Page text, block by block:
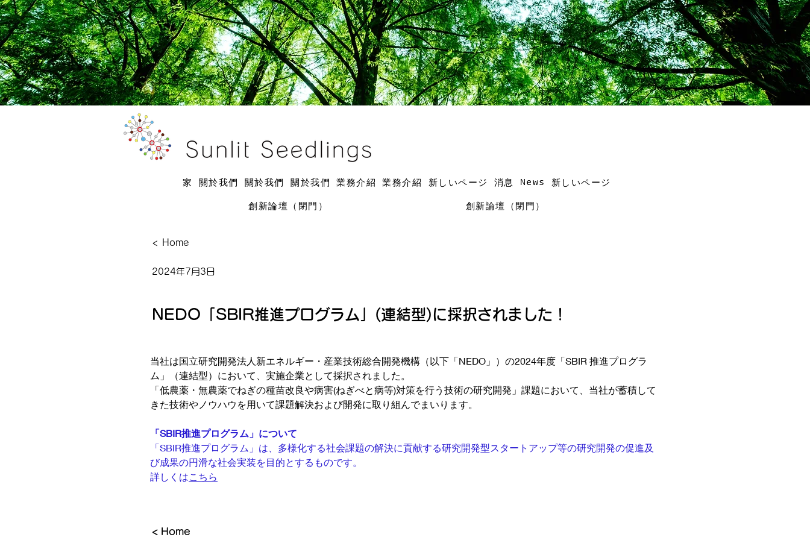
家 關於我們 關於我們 關於我們 業務介紹 業務介紹 新しいページ 消息 News 新しいページ
創新論壇（閉門） 創新論壇（閉門）
< Home
2024年7月3日
NEDO「SBIR推進プログラム」(連結型)に採択されました！
当社は国立研究開発法人新エネルギー・産業技術総合開発機構（以下「NEDO」）の2024年度「SBIR 推進プログラ
ム」（連結型）において、実施企業として採択されました。
「低農薬・無農薬でねぎの種苗改良や病害(ねぎべと病等)対策を行う技術の研究開発」課題において、当社が蓄積して
きた技術やノウハウを用いて課題解決および開発に取り組んでまいります。
「SBIR推進プログラム」について
「SBIR推進プログラム」は、多様化する社会課題の解決に貢献する研究開発型スタートアップ等の研究開発の促進及
び成果の円滑な社会実装を目的とするものです。
詳しくはこちら
< Home